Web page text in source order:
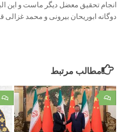
انجام تحقیق معضل دیگر ماست و این
دوگانه ابوریحان بیرونی و محمد
مطالب مرتبط
۰ ۰